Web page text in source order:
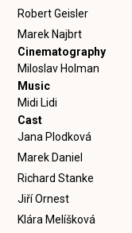
Robert Geisler
Marek Najbrt
Cinematography
Miloslav Holman
Music
Midi Lidi
Cast
Jana Plodková
Marek Daniel
Richard Stanke
Jiří Ornest
Klára Melíšková